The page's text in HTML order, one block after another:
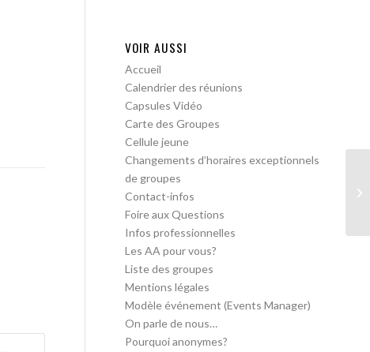
VOIR AUSSI
Accueil
Calendrier des réunions
Capsules Vidéo
Carte des Groupes
Cellule jeune
Changements d’horaires exceptionnels
de groupes
Contact-infos
Foire aux Questions
Infos professionnelles
Les AA pour vous?
Liste des groupes
Mentions légales
Modèle événement (Events Manager)
On parle de nous…
Pourquoi anonymes?